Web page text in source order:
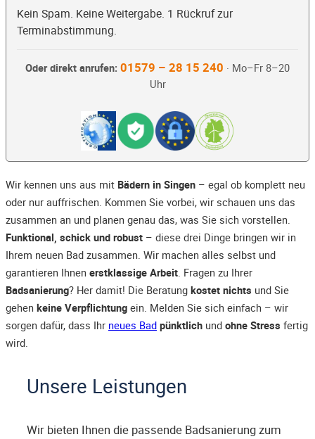
Kein Spam. Keine Weitergabe. 1 Rückruf zur
Terminabstimmung.
Oder direkt anrufen: 01579 – 28 15 240 · Mo–Fr 8–20
Uhr
Wir kennen uns aus mit Bädern in Singen – egal ob komplett neu
oder nur auffrischen. Kommen Sie vorbei, wir schauen uns das
zusammen an und planen genau das, was Sie sich vorstellen.
Funktional, schick und robust – diese drei Dinge bringen wir in
Ihrem neuen Bad zusammen. Wir machen alles selbst und
garantieren Ihnen erstklassige Arbeit. Fragen zu Ihrer
Badsanierung? Her damit! Die Beratung kostet nichts und Sie
gehen keine Verpflichtung ein. Melden Sie sich einfach – wir
sorgen dafür, dass Ihr neues Bad pünktlich und ohne Stress fertig
wird.
Unsere Leistungen
Wir bieten Ihnen die passende Badsanierung zum